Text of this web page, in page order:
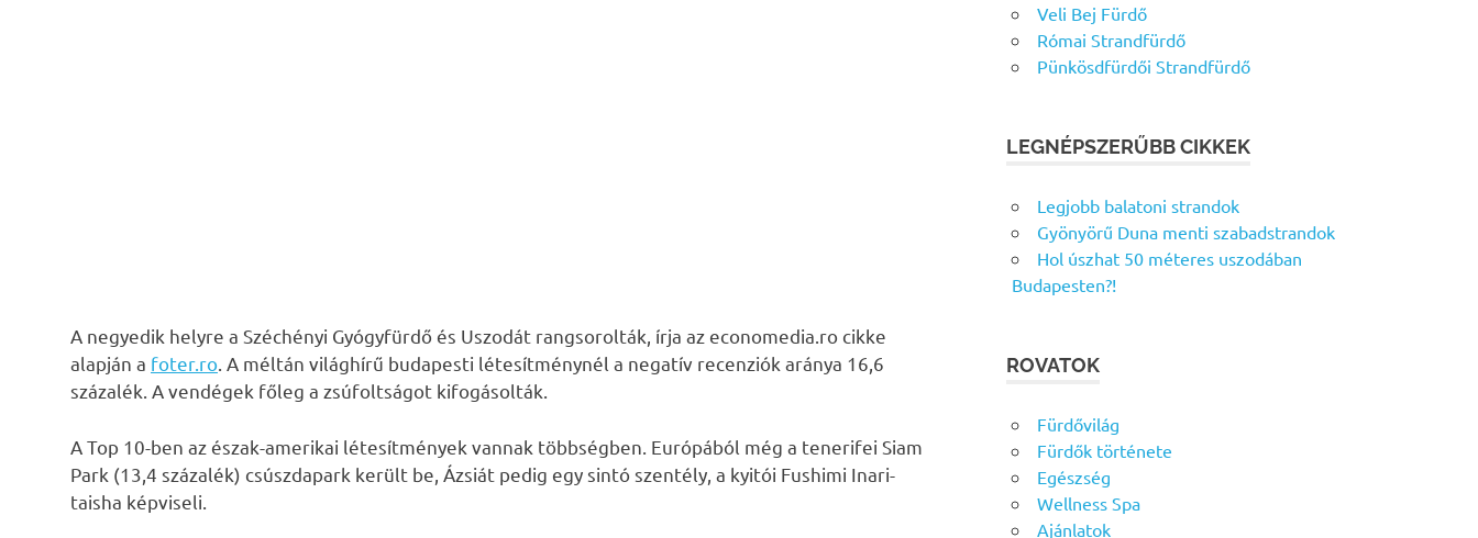
A negyedik helyre a Széchényi Gyógyfürdő és Uszodát rangsorolták, írja az economedia.ro cikke
alapján a foter.ro . A méltán világhírű budapesti létesítménynél a negatív recenziók aránya 16,6
százalék. A vendégek főleg a zsúfoltságot kifogásolták.
A Top 10-ben az észak-amerikai létesítmények vannak többségben. Európából még a tenerifei Siam
Park (13,4 százalék) csúszdapark került be, Ázsiát pedig egy sintó szentély, a kyitói Fushimi Inari-
taisha képviseli.
Veli Bej Fürdő
Római Strandfürdő
Pünkösdfürdői Strandfürdő
LEGNÉPSZERŰBB CIKKEK
Legjobb balatoni strandok
Gyönyörű Duna menti szabadstrandok
Hol úszhat 50 méteres uszodában
Budapesten?!
ROVATOK
Fürdővilág
Fürdők története
Egészség
Wellness Spa
Ajánlatok